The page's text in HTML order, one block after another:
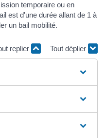
temporaire ou en
est d'une durée allant de 1 à
un bail mobilité.
replier Tout déplier